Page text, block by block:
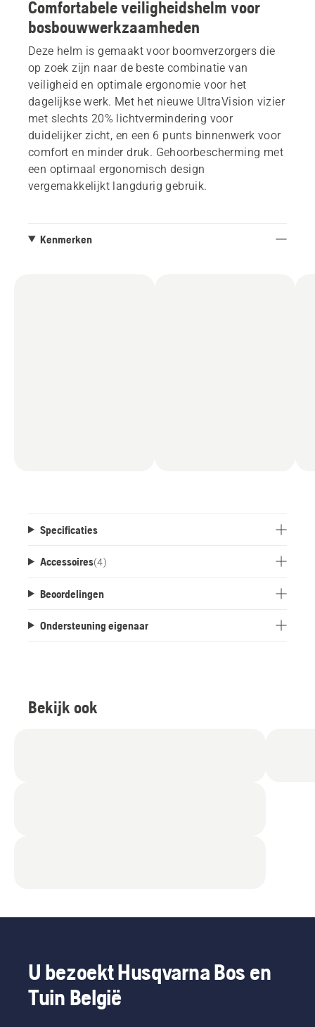
Comfortabele veiligheidshelm voor
bosbouwwerkzaamheden
Deze helm is gemaakt voor boomverzorgers die
op zoek zijn naar de beste combinatie van
veiligheid en optimale ergonomie voor het
dagelijkse werk. Met het nieuwe UltraVision vizier
met slechts 20% lichtvermindering voor
duidelijker zicht, en een 6 punts binnenwerk voor
comfort en minder druk. Gehoorbescherming met
een optimaal ergonomisch design
vergemakkelijkt langdurig gebruik.
Kenmerken
Specificaties
Accessoires(4)
Beoordelingen
Ondersteuning eigenaar
Bekijk ook
U bezoekt Husqvarna Bos en
Tuin België